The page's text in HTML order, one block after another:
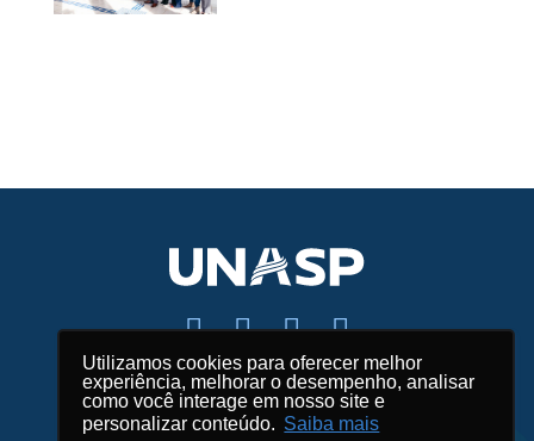
Utilizamos cookies para oferecer melhor
experiência, melhorar o desempenho, analisar
como você interage em nosso site e
personalizar conteúdo. Saiba mais
Fale conosco